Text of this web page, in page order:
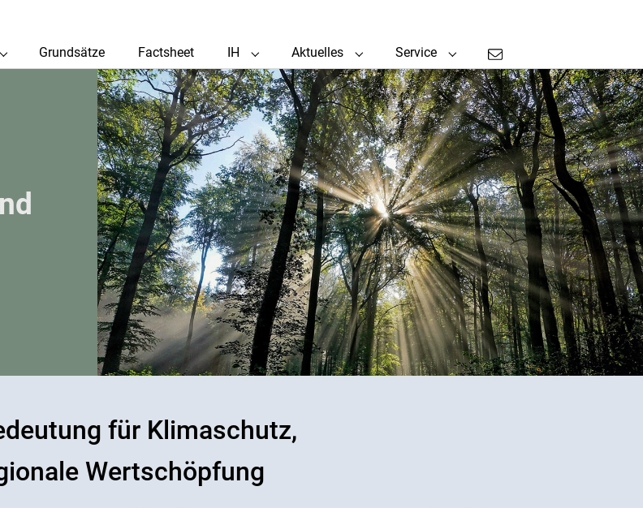
Submenu for "Politik"
Grundsätze Factsheet IH
Submenu for "IH"
Aktuelles
Submenu for "Aktuelles"
Service
Submenu for "Service"
für Klimaschutz,
Wertschöpfung